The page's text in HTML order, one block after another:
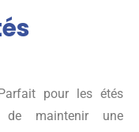
pour les étés
maintenir une